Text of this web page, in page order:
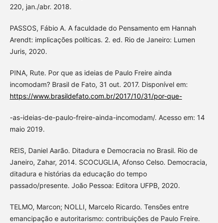
220, jan./abr. 2018.
PASSOS, Fábio A. A faculdade do Pensamento em Hannah
Arendt: implicações políticas. 2. ed. Rio de Janeiro: Lumen
Juris, 2020.
PINA, Rute. Por que as ideias de Paulo Freire ainda
incomodam? Brasil de Fato, 31 out. 2017. Disponível em:
https://www.brasildefato.com.br/2017/10/31/por-que-
-as-ideias-de-paulo-freire-ainda-incomodam/. Acesso em: 14
maio 2019.
REIS, Daniel Aarão. Ditadura e Democracia no Brasil. Rio de
Janeiro, Zahar, 2014. SCOCUGLIA, Afonso Celso. Democracia,
ditadura e histórias da educação do tempo
passado/presente. João Pessoa: Editora UFPB, 2020.
TELMO, Marcon; NOLLI, Marcelo Ricardo. Tensões entre
emancipação e autoritarismo: contribuições de Paulo Freire.